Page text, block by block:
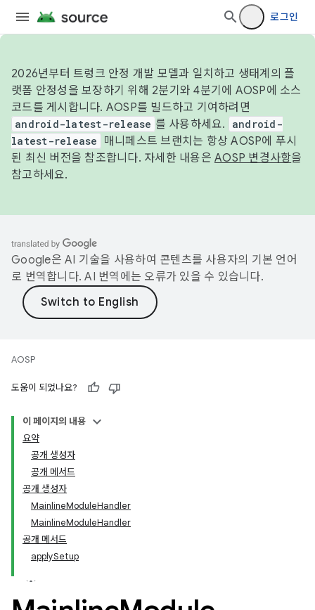
로그인
2026년부터 트렁크 안정 개발 모델과 일치하고 생태계의 플
랫폼 안정성을 보장하기 위해 2분기와 4분기에 AOSP에 소스
코드를 게시합니다. AOSP를 빌드하고 기여하려면
android-latest-release 를 사용하세요.
android-
latest-release
매니페스트 브랜치는 항상 AOSP에 푸시
된 최신 버전을 참조합니다. 자세한 내용은 AOSP 변경사항을
참고하세요.
Google은 AI 기술을 사용하여 콘텐츠를 사용자의 기본 언어
로 번역합니다. AI 번역에는 오류가 있을 수 있습니다.
AOSP
도움이 되었나요?
이 페이지의 내용
요약
공개 생성자
공개 메서드
공개 생성자
MainlineModuleHandler
MainlineModuleHandler
공개 메서드
applySetup